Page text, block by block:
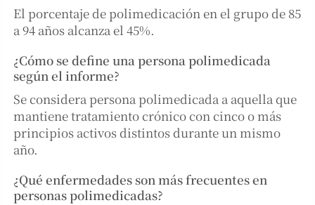
El porcentaje de polimedicación en el grupo de 85
a 94 años alcanza el 45%.
¿Cómo se define una persona polimedicada
según el informe?
Se considera persona polimedicada a aquella que
mantiene tratamiento crónico con cinco o más
principios activos distintos durante un mismo
año.
¿Qué enfermedades son más frecuentes en
personas polimedicadas?